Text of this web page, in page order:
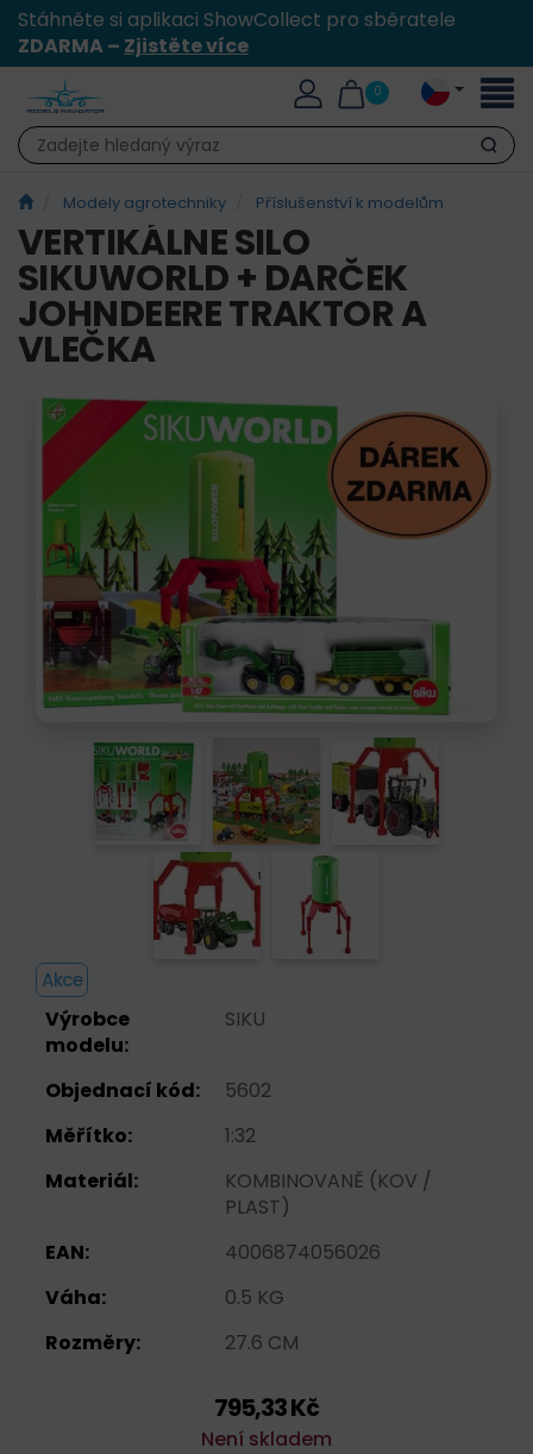
Stáhněte si aplikaci ShowCollect pro sběratele
ZDARMA – Zjistěte více
0
Hledat
Modely agrotechniky Příslušenství k modelům
VERTIKÁLNE SILO
SIKUWORLD + DARČEK
JOHNDEERE TRAKTOR A
VLEČKA
Akce
Výrobce
modelu:
SIKU
Objednací kód:
5602
Měřítko:
1:32
Materiál:
KOMBINOVANĚ (KOV /
PLAST)
EAN:
4006874056026
Váha:
0.5 KG
Rozměry:
27.6 CM
795,33 Kč
Není skladem